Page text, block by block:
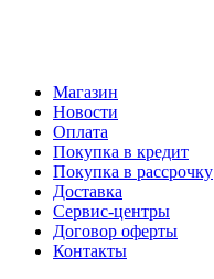
Магазин
Новости
Оплата
Покупка в кредит
Покупка в рассрочку
Доставка
Сервис-центры
Договор оферты
Контакты